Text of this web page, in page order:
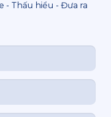
- Thấu hiểu - Đưa ra